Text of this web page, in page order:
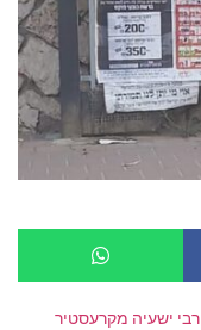
רבי ישעיה מקרעסטיר